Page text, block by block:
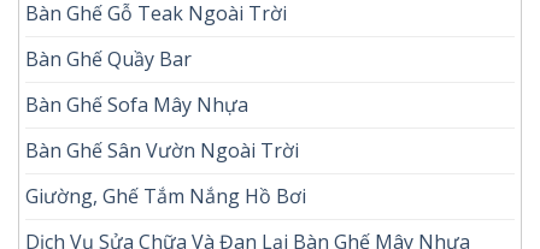
Bàn Ghế Gỗ Teak Ngoài Trời
Bàn Ghế Quầy Bar
Bàn Ghế Sofa Mây Nhựa
Bàn Ghế Sân Vườn Ngoài Trời
Giường, Ghế Tắm Nắng Hồ Bơi
Dịch Vụ Sửa Chữa Và Đan Lại Bàn Ghế Mây Nhựa